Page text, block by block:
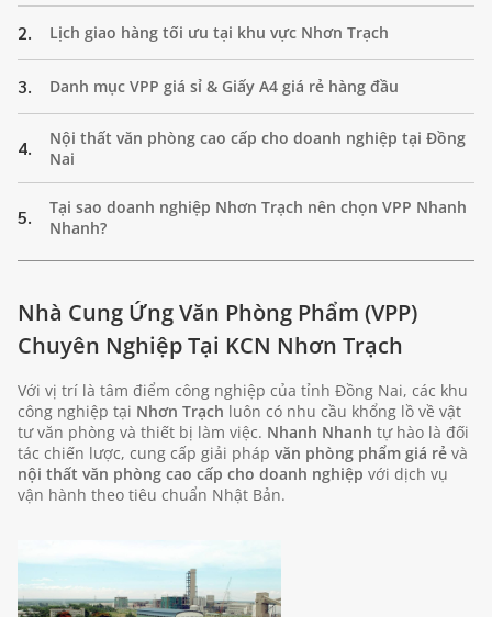
2. Lịch giao hàng tối ưu tại khu vực Nhơn Trạch
3. Danh mục VPP giá sỉ & Giấy A4 giá rẻ hàng đầu
4.
Nội thất văn phòng cao cấp cho doanh nghiệp tại Đồng
Nai
5.
Tại sao doanh nghiệp Nhơn Trạch nên chọn VPP Nhanh
Nhanh?
Nhà Cung Ứng Văn Phòng Phẩm (VPP)
Chuyên Nghiệp Tại KCN Nhơn Trạch
Với vị trí là tâm điểm công nghiệp của tỉnh Đồng Nai, các khu
công nghiệp tại Nhơn Trạch luôn có nhu cầu khổng lồ về vật
tư văn phòng và thiết bị làm việc. Nhanh Nhanh tự hào là đối
tác chiến lược, cung cấp giải pháp văn phòng phẩm giá rẻ và
nội thất văn phòng cao cấp cho doanh nghiệp với dịch vụ
vận hành theo tiêu chuẩn Nhật Bản.